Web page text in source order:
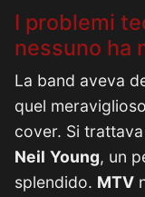
I problemi
nessuno ha
La band aveva
quel
cover. Si
Neil Young, un
splendido. MTV